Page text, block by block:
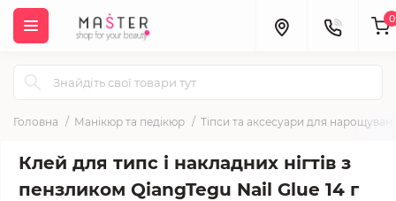
0
Головна Манікюр та педікюр Тіпси та аксесуари для
Клей для типс і накладних нігтів з
пензликом QiangTegu Nail Glue 14 г